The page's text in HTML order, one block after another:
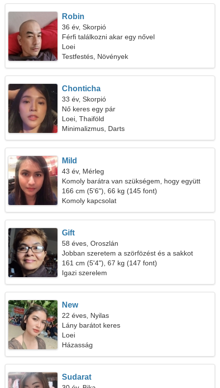
Robin
36 év, Skorpió
Férfi találkozni akar egy nővel
Loei
Testfestés, Növények
Chonticha
33 év, Skorpió
Nő keres egy pár
Loei, Thaiföld
Minimalizmus, Darts
Mild
43 év, Mérleg
Komoly barátra van szükségem, hogy együtt
utazhassak
166 cm (5'6"), 66 kg (145 font)
Komoly kapcsolat
Gift
58 éves, Oroszlán
Jobban szeretem a szörfözést és a sakkot
161 cm (5'4"), 67 kg (147 font)
Igazi szerelem
New
22 éves, Nyilas
Lány barátot keres
Loei
Házasság
Sudarat